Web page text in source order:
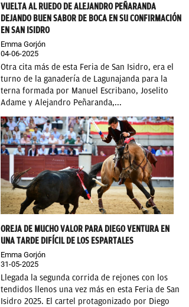
VUELTA AL RUEDO DE ALEJANDRO PEÑARANDA
DEJANDO BUEN SABOR DE BOCA EN SU CONFIRMACIÓN
EN SAN ISIDRO
Emma Gorjón
04-06-2025
Otra cita más de esta Feria de San Isidro, era el
turno de la ganadería de Lagunajanda para la
terna formada por Manuel Escribano, Joselito
Adame y Alejandro Peñaranda,...
OREJA DE MUCHO VALOR PARA DIEGO VENTURA EN
UNA TARDE DIFÍCIL DE LOS ESPARTALES
Emma Gorjón
31-05-2025
Llegada la segunda corrida de rejones con los
tendidos llenos una vez más en esta Feria de San
Isidro 2025. El cartel protagonizado por Diego